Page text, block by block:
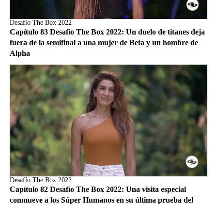
Desafío The Box 2022
Capítulo 83 Desafío The Box 2022: Un duelo de titanes deja
fuera de la semifinal a una mujer de Beta y un hombre de
Alpha
Desafío The Box 2022
Capítulo 82 Desafío The Box 2022: Una visita especial
conmueve a los Súper Humanos en su última prueba del